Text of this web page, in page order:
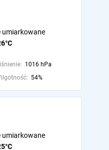
umiarkowane
1016 hPa
54%
umiarkowane